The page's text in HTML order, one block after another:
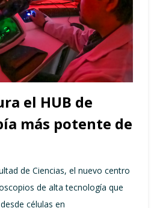
el HUB de
más potente de
de Ciencias, el nuevo centro
de alta tecnología que
células en